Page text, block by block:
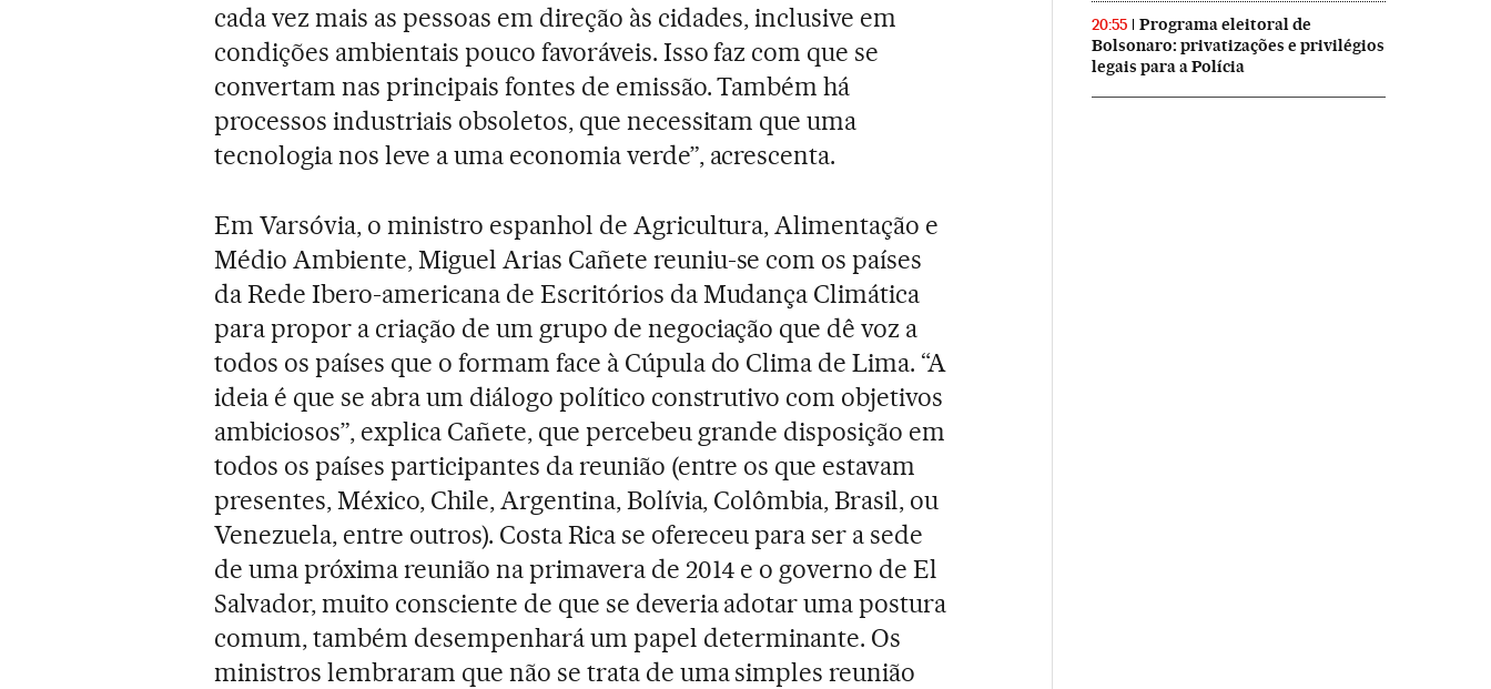
cada vez mais as pessoas em direção às cidades, inclusive em
condições ambientais pouco favoráveis. Isso faz com que se
convertam nas principais fontes de emissão. Também há
processos industriais obsoletos, que necessitam que uma
tecnologia nos leve a uma economia verde”, acrescenta.
Em Varsóvia, o ministro espanhol de Agricultura, Alimentação e
Médio Ambiente, Miguel Arias Cañete reuniu-se com os países
da Rede Ibero-americana de Escritórios da Mudança Climática
para propor a criação de um grupo de negociação que dê voz a
todos os países que o formam face à Cúpula do Clima de Lima. “A
ideia é que se abra um diálogo político construtivo com objetivos
ambiciosos”, explica Cañete, que percebeu grande disposição em
todos os países participantes da reunião (entre os que estavam
presentes, México, Chile, Argentina, Bolívia, Colômbia, Brasil, ou
Venezuela, entre outros). Costa Rica se ofereceu para ser a sede
de uma próxima reunião na primavera de 2014 e o governo de El
Salvador, muito consciente de que se deveria adotar uma postura
comum, também desempenhará um papel determinante. Os
ministros lembraram que não se trata de uma simples reunião
20:55
Programa eleitoral de
Bolsonaro: privatizações e privilégios
legais para a Polícia